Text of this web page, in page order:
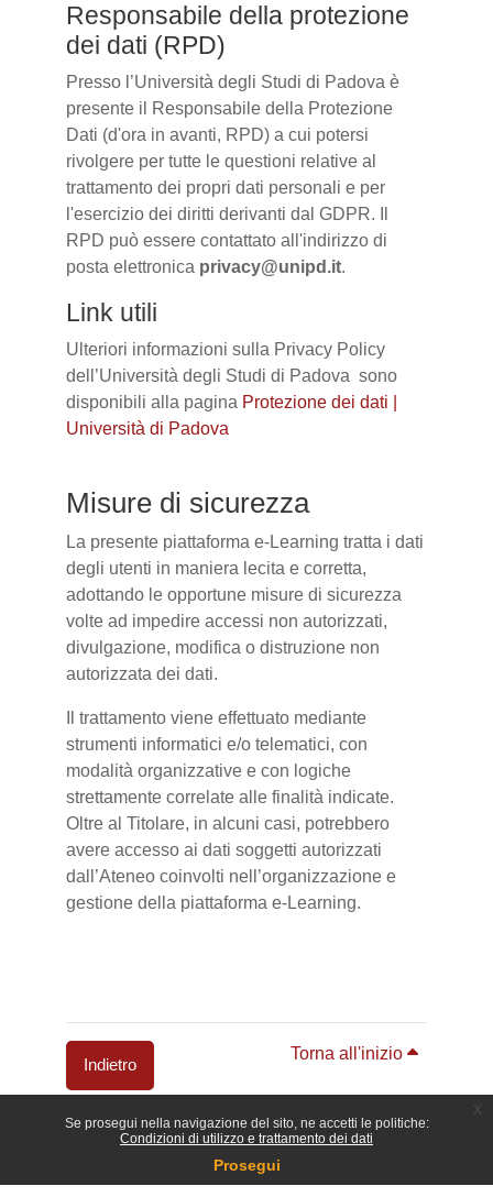
Se prosegui nella navigazione del sito, ne accetti le politiche:
Condizioni di utilizzo e trattamento dei dati
Prosegui
Responsabile della protezione
dei dati (RPD)
Presso l’Università degli Studi di Padova è
presente il Responsabile della Protezione
Dati (d'ora in avanti, RPD) a cui potersi
rivolgere per tutte le questioni relative al
trattamento dei propri dati personali e per
l'esercizio dei diritti derivanti dal GDPR. Il
RPD può essere contattato all'indirizzo di
posta elettronica privacy@unipd.it.
Link utili
Ulteriori informazioni sulla Privacy Policy
dell’Università degli Studi di Padova sono
disponibili alla pagina Protezione dei dati |
Università di Padova
Misure di sicurezza
La presente piattaforma e-Learning tratta i dati
degli utenti in maniera lecita e corretta,
adottando le opportune misure di sicurezza
volte ad impedire accessi non autorizzati,
divulgazione, modifica o distruzione non
autorizzata dei dati.
Il trattamento viene effettuato mediante
strumenti informatici e/o telematici, con
modalità organizzative e con logiche
strettamente correlate alle finalità indicate.
Oltre al Titolare, in alcuni casi, potrebbero
avere accesso ai dati soggetti autorizzati
dall’Ateneo coinvolti nell’organizzazione e
gestione della piattaforma e-Learning.
Indietro
Torna all'inizio
Blocchi